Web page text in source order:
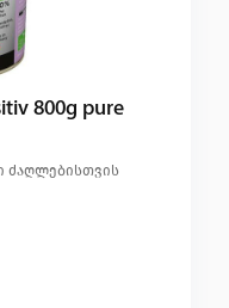
800g pure
ძაღლებისთვის